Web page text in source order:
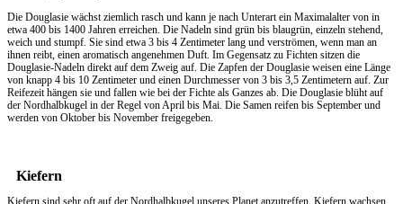
Die Douglasie wächst ziemlich rasch und kann je nach Unterart ein Maximalalter von in
etwa 400 bis 1400 Jahren erreichen. Die Nadeln sind grün bis blaugrün, einzeln stehend,
weich und stumpf. Sie sind etwa 3 bis 4 Zentimeter lang und verströmen, wenn man an
ihnen reibt, einen aromatisch angenehmen Duft. Im Gegensatz zu Fichten sitzen die
Douglasie-Nadeln direkt auf dem Zweig auf. Die Zapfen der Douglasie weisen eine Länge
von knapp 4 bis 10 Zentimeter und einen Durchmesser von 3 bis 3,5 Zentimetern auf. Zur
Reifezeit hängen sie und fallen wie bei der Fichte als Ganzes ab. Die Douglasie blüht auf
der Nordhalbkugel in der Regel von April bis Mai. Die Samen reifen bis September und
werden von Oktober bis November freigegeben.
Kiefern